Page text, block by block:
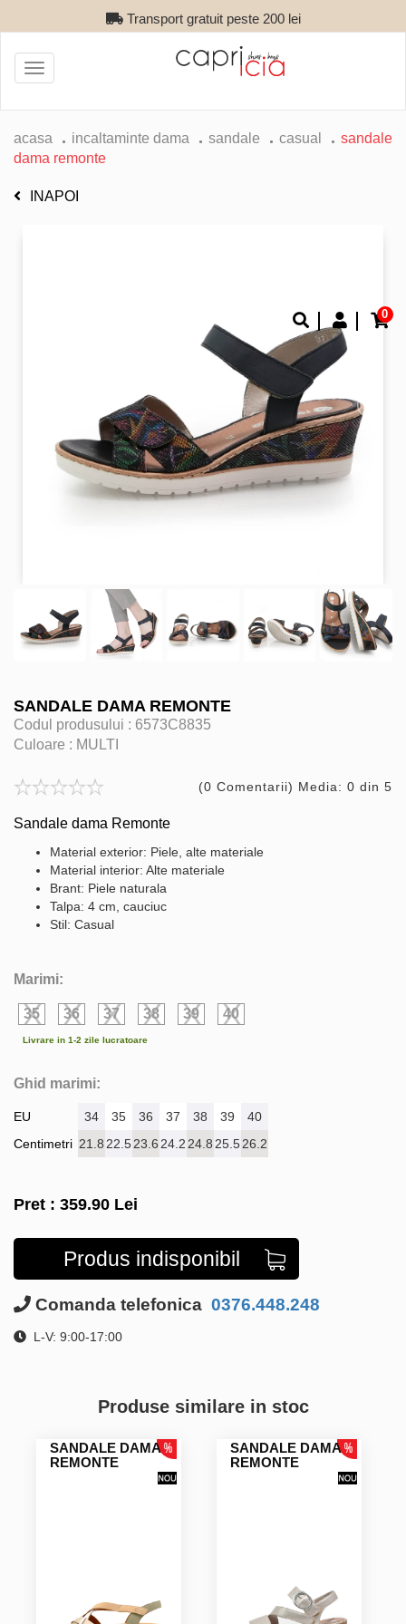
Transport gratuit peste 200 lei
0
Toggle
navigation
acasa incaltaminte dama sandale casual
sandale
dama remonte
INAPOI
SANDALE DAMA REMONTE
Codul produsului : 6573C8835
Culoare : MULTI
(0 Comentarii) Media: 0 din 5
Sandale dama Remonte
Material exterior: Piele, alte materiale
Material interior: Alte materiale
Brant: Piele naturala
Talpa: 4 cm, cauciuc
Stil: Casual
Marimi:
35 36 37 38 39 40
Livrare in 1-2 zile lucratoare
Ghid marimi:
EU
Centimetri
34 35 36 37 38 39
40
21.8 22.523.6 24.2 24.8 25.526.2
Pret : 359.90 Lei
Produs indisponibil
Comanda telefonica 0376.448.248
L-V: 9:00-17:00
Produse similare in stoc
SANDALE DAMA
REMONTE
SANDALE DAMA
REMONTE